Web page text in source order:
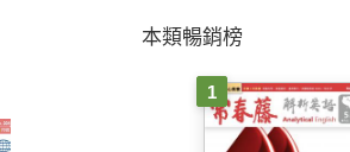
本類暢銷榜
1